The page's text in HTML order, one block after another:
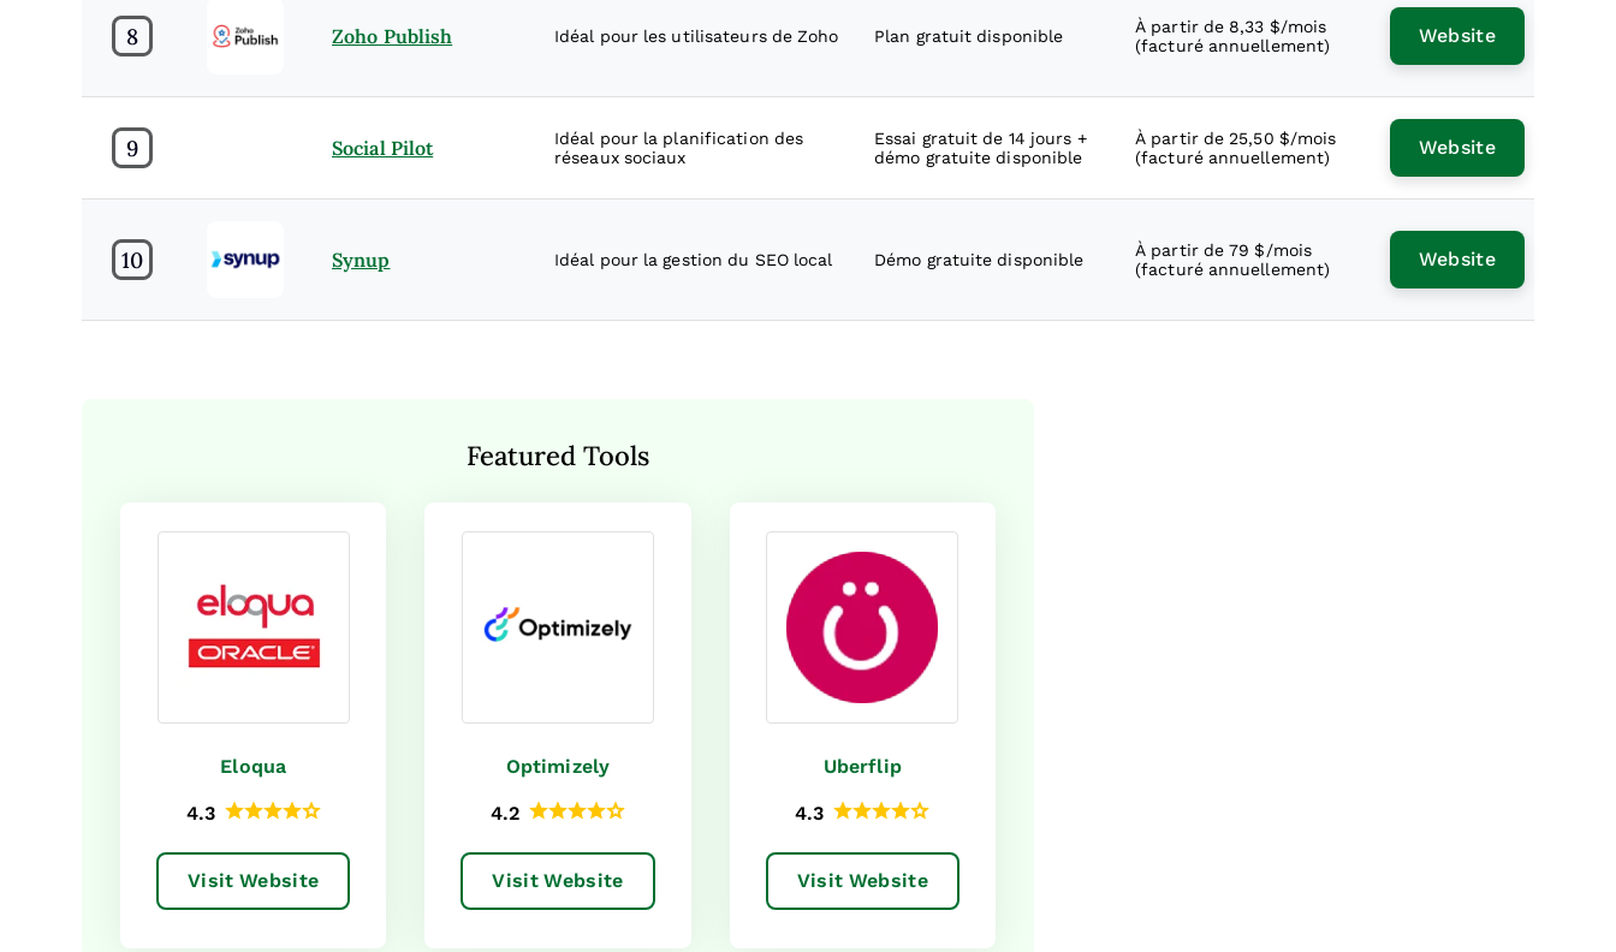
8 Zoho Publish Idéal pour les utilisateurs de Zoho Plan gratuit disponible
À partir de 8,33 $/mois
(facturé annuellement)
Website
9 Social Pilot
Idéal pour la planification des
réseaux sociaux
Essai gratuit de 14 jours +
démo gratuite disponible
À partir de 25,50 $/mois
(facturé annuellement)
Website
10 Synup Idéal pour la gestion du SEO local Démo gratuite disponible
À partir de 79 $/mois
(facturé annuellement)
Website
Featured Tools
Eloqua
4.3
Visit Website
Optimizely
4.2
Visit Website
Uberflip
4.3
Visit Website